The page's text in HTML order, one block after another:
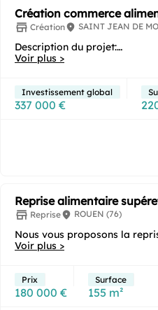
Création commerce
Création SAINT JEAN DE
Description du projet:
Voir plus >
Investissement global
337 000 €
Reprise alimentaire
Reprise ROUEN (76)
Nous vous proposons la
sous enseigne en milieu urbain
Voir plus >
Prix
180 000 €
Surface
155 m²